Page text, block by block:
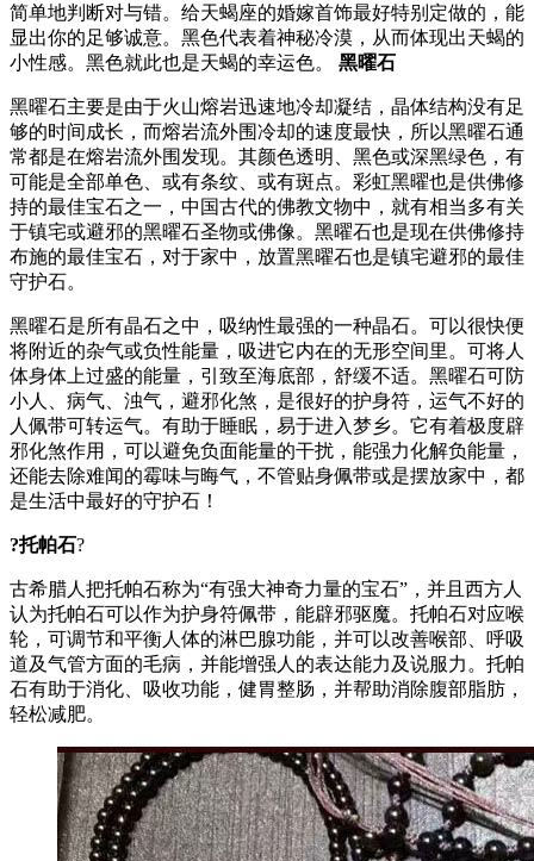
简单地判断对与错。给天蝎座的婚嫁首饰最好特别定做的，能
显出你的足够诚意。黑色代表着神秘冷漠，从而体现出天蝎的
小性感。黑色就此也是天蝎的幸运色。
黑曜石
黑曜石主要是由于火山熔岩迅速地冷却凝结，晶体结构没有足
够的时间成长，而熔岩流外围冷却的速度最快，所以黑曜石通
常都是在熔岩流外围发现。其颜色透明、黑色或深黑绿色，有
可能是全部单色、或有条纹、或有斑点。彩虹黑曜也是供佛修
持的最佳宝石之一，中国古代的佛教文物中，就有相当多有关
于镇宅或避邪的黑曜石圣物或佛像。黑曜石也是现在供佛修持
布施的最佳宝石，对于家中，放置黑曜石也是镇宅避邪的最佳
守护石。
黑曜石是所有晶石之中，吸纳性最强的一种晶石。可以很快便
将附近的杂气或负性能量，吸进它内在的无形空间里。可将人
体身体上过盛的能量，引致至海底部，舒缓不适。黑曜石可防
小人、病气、浊气，避邪化煞，是很好的护身符，运气不好的
人佩带可转运气。有助于睡眠，易于进入梦乡。它有着极度辟
邪化煞作用，可以避免负面能量的干扰，能强力化解负能量，
还能去除难闻的霉味与晦气，不管贴身佩带或是摆放家中，都
是生活中最好的守护石！
?托帕石?
古希腊人把托帕石称为“有强大神奇力量的宝石”，并且西方人
认为托帕石可以作为护身符佩带，能辟邪驱魔。托帕石对应喉
轮，可调节和平衡人体的淋巴腺功能，并可以改善喉部、呼吸
道及气管方面的毛病，并能增强人的表达能力及说服力。托帕
石有助于消化、吸收功能，健胃整肠，并帮助消除腹部脂肪，
轻松减肥。